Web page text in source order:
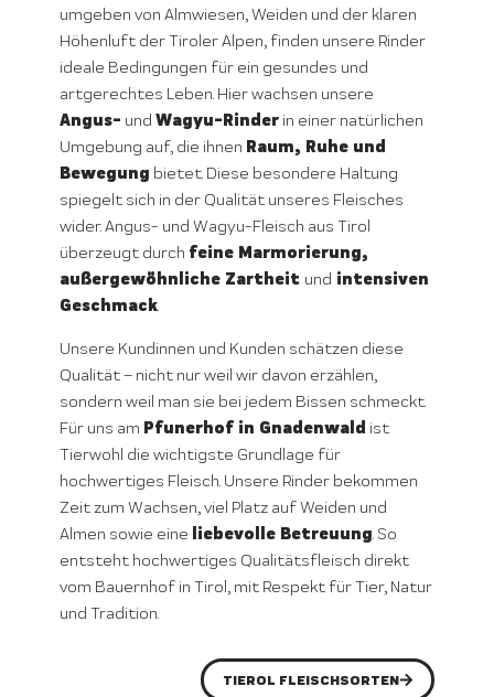
umgeben von Almwiesen, Weiden und der klaren
Höhenluft der Tiroler Alpen, finden unsere Rinder
ideale Bedingungen für ein gesundes und
artgerechtes Leben. Hier wachsen unsere
Angus- und Wagyu-Rinderin einer natürlichen
Umgebung auf, die ihnen Raum, Ruhe und
Bewegung bietet. Diese besondere Haltung
spiegelt sich in der Qualität unseres Fleisches
wider. Angus- und Wagyu-Fleisch aus Tirol
überzeugt durch feine Marmorierung,
außergewöhnliche Zartheit und intensiven
Geschmack.
Unsere Kundinnen und Kunden schätzen diese
Qualität – nicht nur weil wir davon erzählen,
sondern weil man sie bei jedem Bissen schmeckt.
Für uns am Pfunerhof in Gnadenwald ist
Tierwohl die wichtigste Grundlage für
hochwertiges Fleisch. Unsere Rinder bekommen
Zeit zum Wachsen, viel Platz auf Weiden und
Almen sowie eine liebevolle Betreuung. So
entsteht hochwertiges Qualitätsfleisch direkt
vom Bauernhof in Tirol, mit Respekt für Tier, Natur
und Tradition.
TIEROL FLEISCHSORTEN